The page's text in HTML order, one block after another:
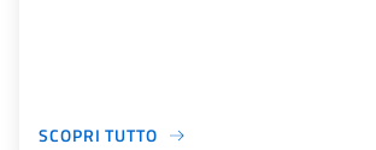
SCOPRI TUTTO